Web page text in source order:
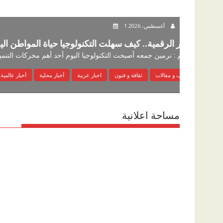
1 أغسطس، 2026 cairo6
مصر الرقمية.. كيف سهلت التكنولوجيا حياة
بقلم : نرمين جمعه أصبحت التكنولوجيا اليوم أحد أهم محركات التنمية، ولم...
أخبار محلية اخبار عربية ثقافة و فنون كتاب و مقالات
مساحة اعلانية